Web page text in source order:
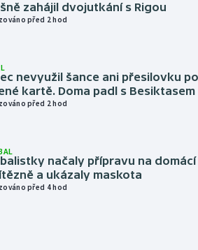
zahájil dvojutkání s Rigou
před 2 hod
nevyužil šance ani přesilovku po
kartě. Doma padl s Besiktasem
před 2 hod
načaly přípravu na domácí
a ukázaly maskota
před 4 hod